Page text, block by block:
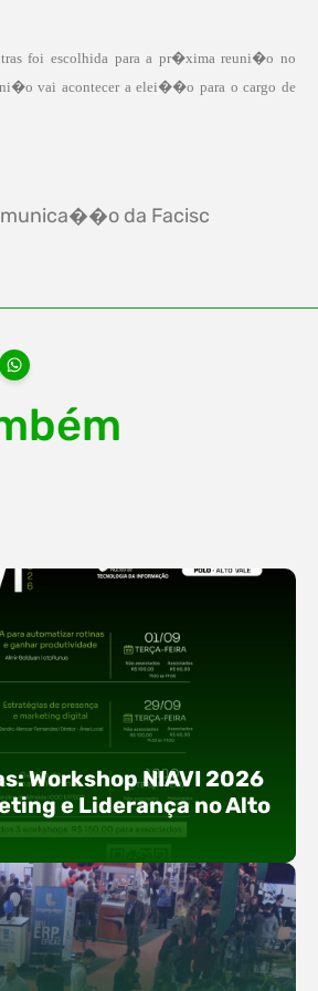
foi escolhida para a pr�xima reuni�o no
vai acontecer a elei��o para o cargo de
da Facisc
Workshop NIAVI 2026
e Liderança no Alto